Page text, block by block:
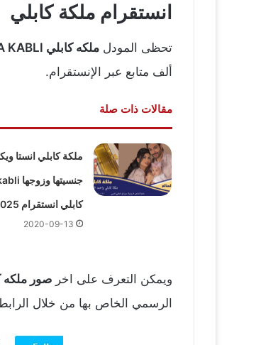
انستقرام ملكة كابلي
تحظى المودل ملكه كابلي MALIKA KABLI
ألف متابع عبر الإنستقرام.
مقالات ذات صلة
ملكة كابلي انستا
كابلي انستقرام 2025
2020-09-13
ويمكن التعرف على اخر صور ملكه
الرسمي الخاص بها من خلال الرابط